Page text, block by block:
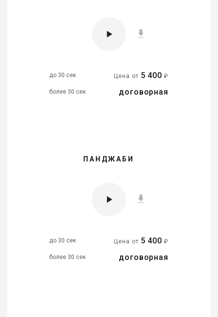
до 30 сек Цена от 5 400 ₽
более 30 сек договорная
ПАНДЖАБИ
до 30 сек Цена от 5 400 ₽
более 30 сек договорная